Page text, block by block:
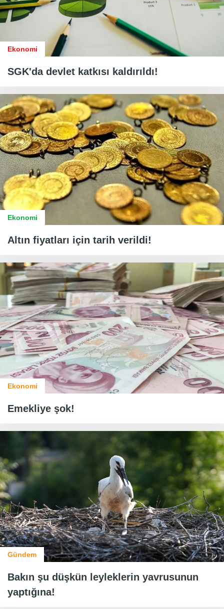
Ekonomi
SGK'da devlet katkısı kaldırıldı!
Ekonomi
Altın fiyatları için tarih verildi!
Ekonomi
Emekliye şok!
Gündem
Bakın şu düşkün leyleklerin yavrusunun
yaptığına!